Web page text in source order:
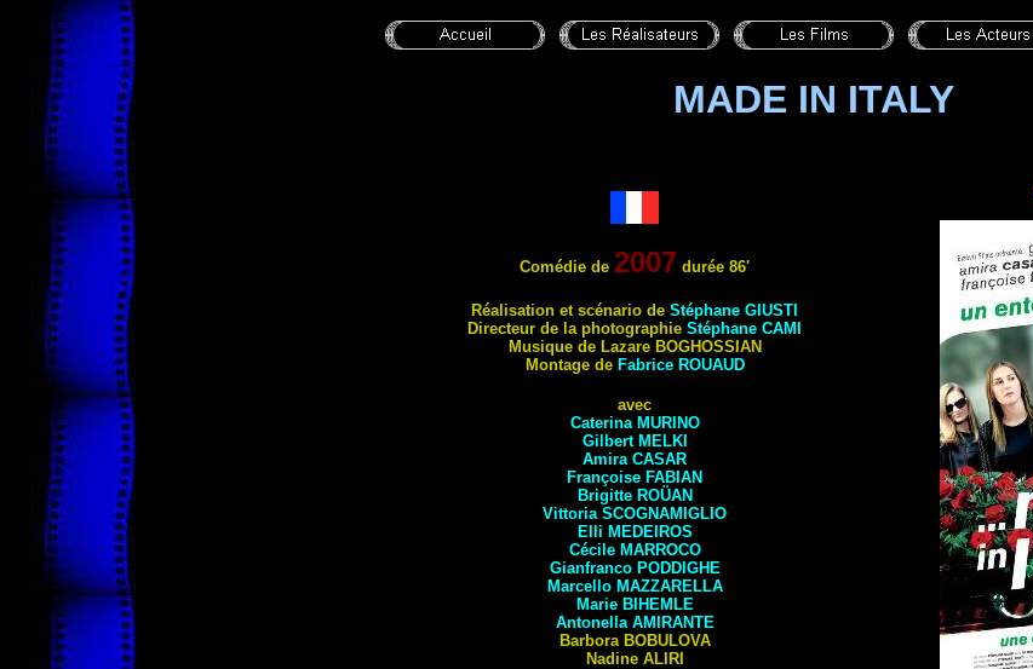
MADE IN ITALY
Comédie de 2007 durée 86'
Réalisation et scénario de Stéphane GIUSTI
Directeur de la photographie Stéphane CAMI
Musique de Lazare BOGHOSSIAN
Montage de Fabrice ROUAUD
avec
Caterina MURINO
Gilbert MELKI
Amira CASAR
Françoise FABIAN
Brigitte ROÜAN
Vittoria SCOGNAMIGLIO
Elli MEDEIROS
Cécile MARROCO
Gianfranco PODDIGHE
Marcello MAZZARELLA
Marie BIHEMLE
Antonella AMIRANTE
Barbora BOBULOVA
Nadine ALIRI